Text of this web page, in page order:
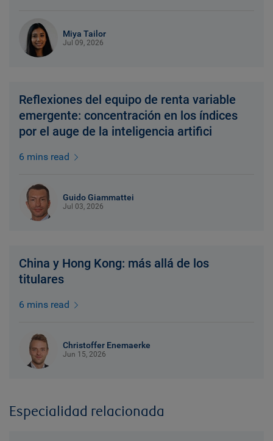
Miya Tailor
Jul 09, 2026
Reflexiones del equipo de renta variable
emergente: concentración en los índices
por el auge de la inteligencia artifici
6 mins read
Guido Giammattei
Jul 03, 2026
China y Hong Kong: más allá de los
titulares
6 mins read
Christoffer Enemaerke
Jun 15, 2026
Especialidad relacionada